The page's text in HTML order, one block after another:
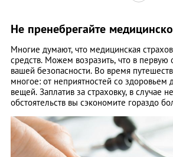
Не пренебрегайте
Многие думают, что медицинская
средств. Можем возразить, что в первую
вашей безопасности. Во время
многое: от неприятностей со здоровьем
вещей. Заплатив за страховку, в случае
обстоятельств вы сэкономите гораздо